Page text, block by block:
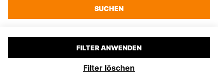
SUCHEN
FILTER ANWENDEN
Filter löschen